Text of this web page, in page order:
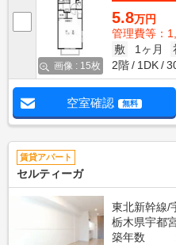
画像 : 15枚
5.8万円
管理費等：
敷
1ヶ月
2階
1DK
空室確認 無料
賃貸アパート
セルティーガ
東北新幹線/
栃木県宇都
築年数